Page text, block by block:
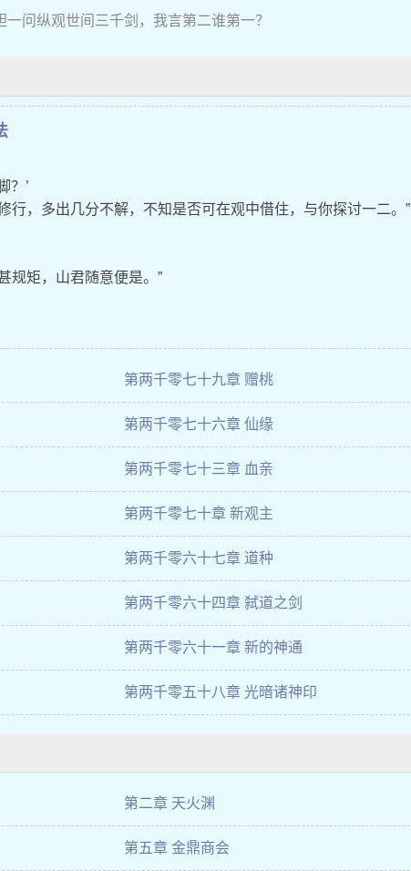
问纵观世间三千剑，我言第二谁第一？
？’
行，多出几分不解，不知是否可在观中借住，与你探讨一二。”
规矩，山君随意便是。”
第两千零七十九章 赠桃
第两千零七十六章 仙缘
第两千零七十三章 血亲
第两千零七十章 新观主
第两千零六十七章 道种
第两千零六十四章 弑道之剑
第两千零六十一章 新的神通
第两千零五十八章 光暗诸神印
第二章 天火渊
第五章 金鼎商会